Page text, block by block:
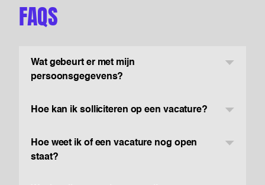
FAQS
Wat gebeurt er met mijn
persoonsgegevens?
Hoe kan ik solliciteren op een vacature?
Hoe weet ik of een vacature nog open
staat?